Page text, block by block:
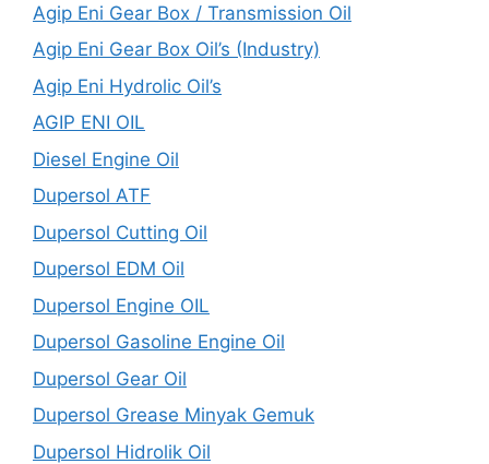
Agip Eni Gear Box / Transmission Oil
Agip Eni Gear Box Oil’s (Industry)
Agip Eni Hydrolic Oil’s
AGIP ENI OIL
Diesel Engine Oil
Dupersol ATF
Dupersol Cutting Oil
Dupersol EDM Oil
Dupersol Engine OIL
Dupersol Gasoline Engine Oil
Dupersol Gear Oil
Dupersol Grease Minyak Gemuk
Dupersol Hidrolik Oil